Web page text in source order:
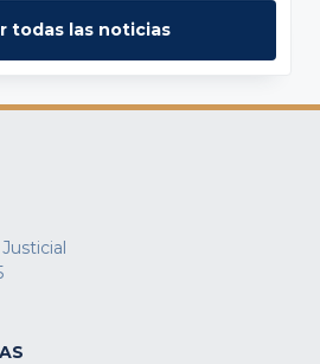
todas las noticias